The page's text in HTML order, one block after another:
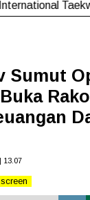
Sumut
13.07
screen